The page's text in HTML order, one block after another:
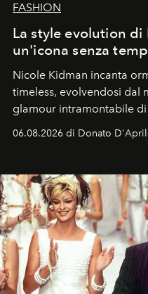
FASHION
La style evolution
un'icona senza
Nicole Kidman incanta
timeless, evolvendosi dal
glamour intramontabile di
Italia la sua style evolution.
06.08.2026 di Donato